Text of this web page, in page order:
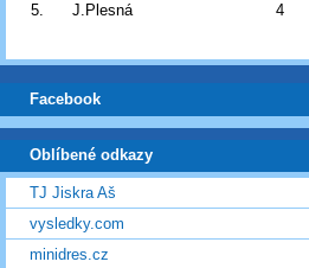
5. J.Plesná 4
Facebook
Oblíbené odkazy
TJ Jiskra Aš
vysledky.com
minidres.cz